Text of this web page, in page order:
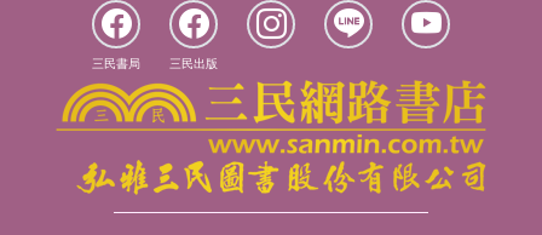
三民書局 三民出版